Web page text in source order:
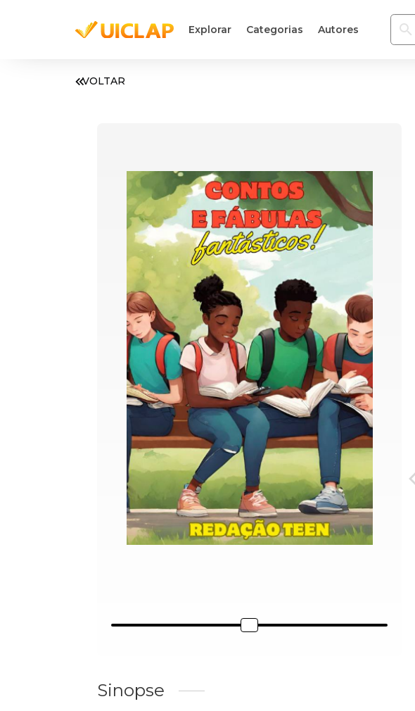
Explorar Categorias Autores
VOLTAR
Sinopse